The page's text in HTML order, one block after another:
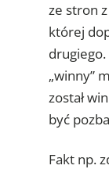
ze stron
której
„winny”
został
być
Fakt np.